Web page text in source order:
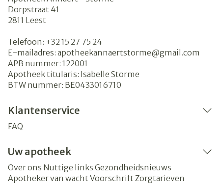
Dorpstraat 41
2811 Leest
Telefoon: +32 15 27 75 24
E-mailadres: apotheekannaertstorme@gmail.com
APB nummer: 122001
Apotheek titularis: Isabelle Storme
BTW nummer: BE0433016710
Klantenservice
FAQ
Uw apotheek
Over ons Nuttige links Gezondheidsnieuws
Apotheker van wacht Voorschrift Zorgtarieven